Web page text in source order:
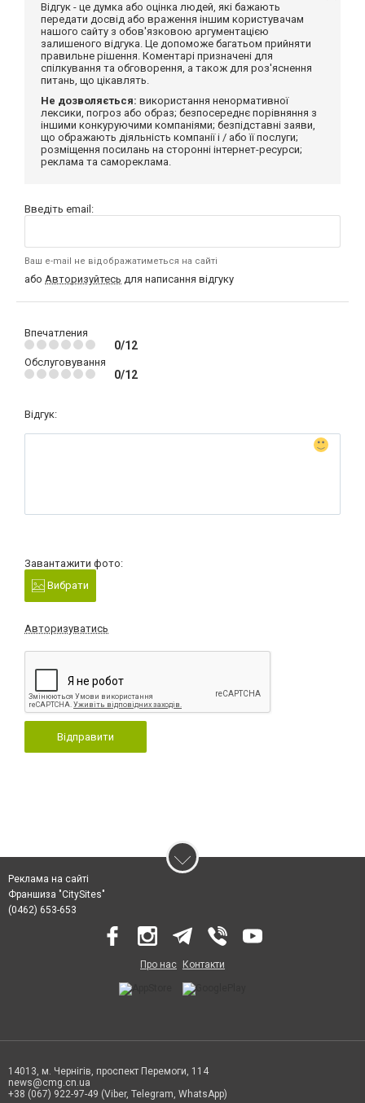
Відгук - це думка або оцінка людей, які бажають
передати досвід або враження іншим користувачам
нашого сайту з обов'язковою аргументацією
залишеного відгука. Це допоможе багатьом прийняти
правильне рішення. Коментарі призначені для
спілкування та обговорення, а також для роз'яснення
питань, що цікавлять.
Не дозволяється: використання ненормативної
лексики, погроз або образ; безпосереднє порівняння з
іншими конкуруючими компаніями; безпідставні заяви,
що ображають діяльність компанії і / або її послуги;
розміщення посилань на сторонні інтернет-ресурси;
реклама та самореклама.
Введіть email:
Ваш e-mail не відображатиметься на сайті
або Авторизуйтесь для написання відгуку
Впечатления
0/12
Обслуговування
0/12
Відгук:
Завантажити фото:
Вибрати
Авторизуватись
Відправити
Реклама на сайті
Франшиза "CitySites"
(0462) 653-653
Про нас Контакти
14013, м. Чернігів, проспект Перемоги, 114
news@cmg.cn.ua
+38 (067) 922-97-49 (Viber, Telegram, WhatsApp)